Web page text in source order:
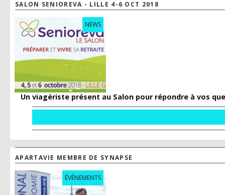
SALON SENIOREVA - LILLE 4-6 OCT 2018
NEWS
Un viagériste présent au Salon pour répondre à vos
APARTAVIE MEMBRE DE SYNAPSE
ÉVÈNEMENTS